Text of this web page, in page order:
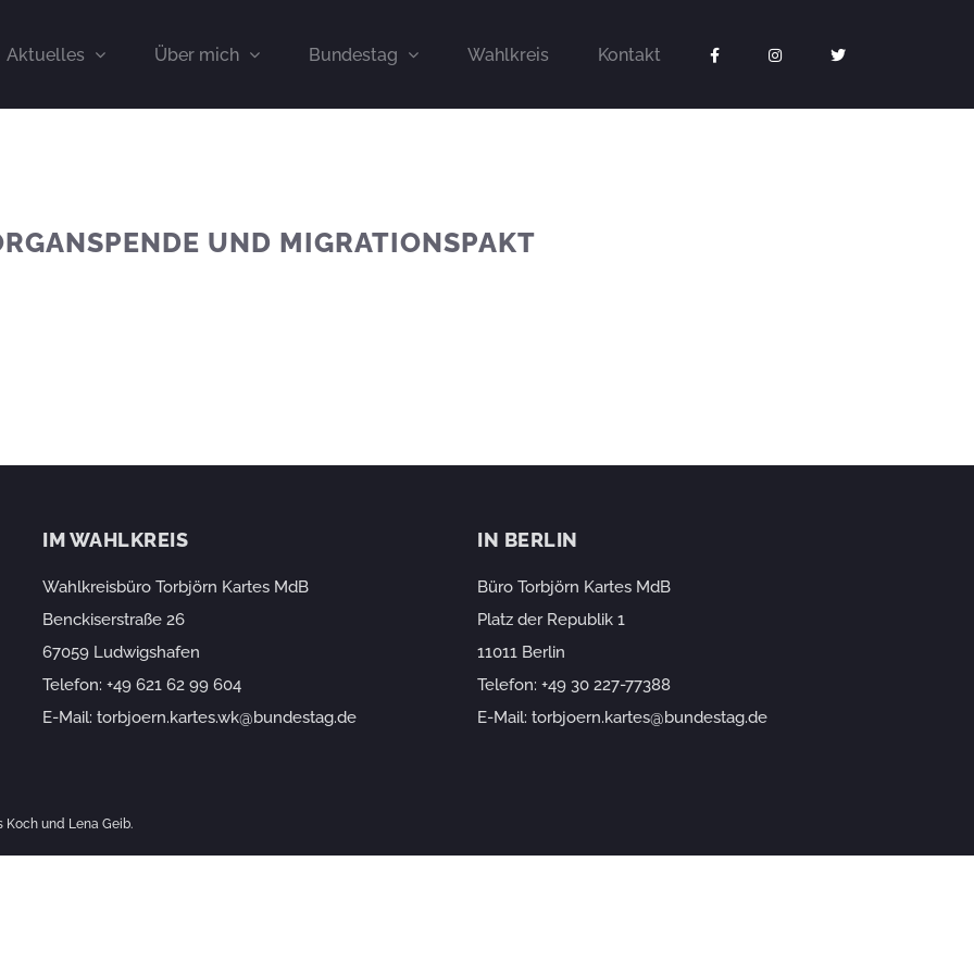
Aktuelles Über mich Bundestag Wahlkreis Kontakt
UND MIGRATIONSPAKT
IM WAHLKREIS
Wahlkreisbüro Torbjörn Kartes MdB
Benckiserstraße 26
67059 Ludwigshafen
Telefon: +49 621 62 99 604
E-Mail: torbjoern.kartes.wk@bundestag.de
IN BERLIN
Büro Torbjörn Kartes MdB
Platz der Republik 1
11011 Berlin
Telefon: +49 30 227-77388
E-Mail: torbjoern.kartes@bundestag.de
Koch und Lena Geib.